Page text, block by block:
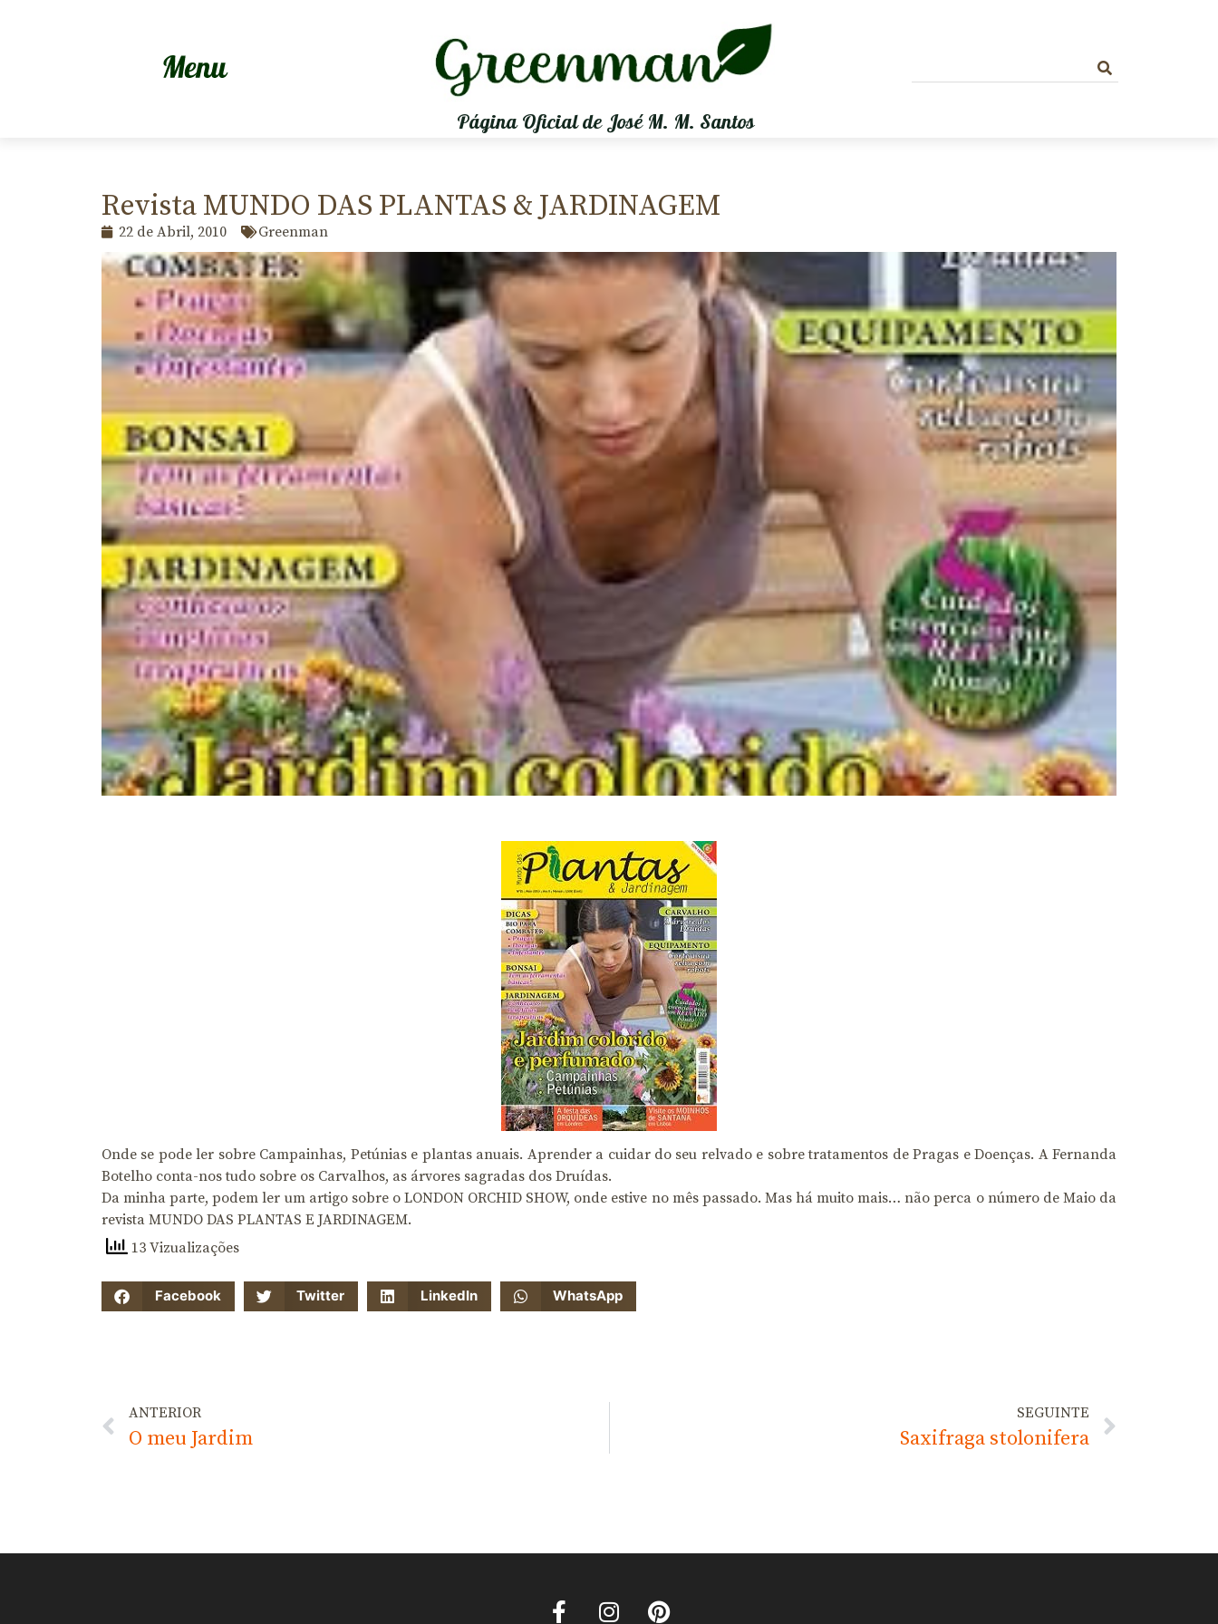
Página Oficial de José M. M. Santos
Revista MUNDO DAS PLANTAS & JARDINAGEM
22 de Abril, 2010 Greenman
Onde se pode ler sobre Campainhas, Petúnias e plantas anuais. Aprender a cuidar do seu relvado e sobre tratamentos de Pragas e Doenças. A Fernanda
Botelho conta-nos tudo sobre os Carvalhos, as árvores sagradas dos Druídas.
Da minha parte, podem ler um artigo sobre o LONDON ORCHID SHOW, onde estive no mês passado. Mas há muito mais… não perca o número de Maio da
revista MUNDO DAS PLANTAS E JARDINAGEM.
13 Vizualizações
Facebook Twitter LinkedIn WhatsApp
ANTERIOR
O meu Jardim
SEGUINTE
Saxifraga stolonifera